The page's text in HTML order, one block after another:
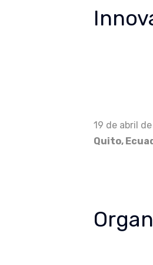
19 de abril
Quito,